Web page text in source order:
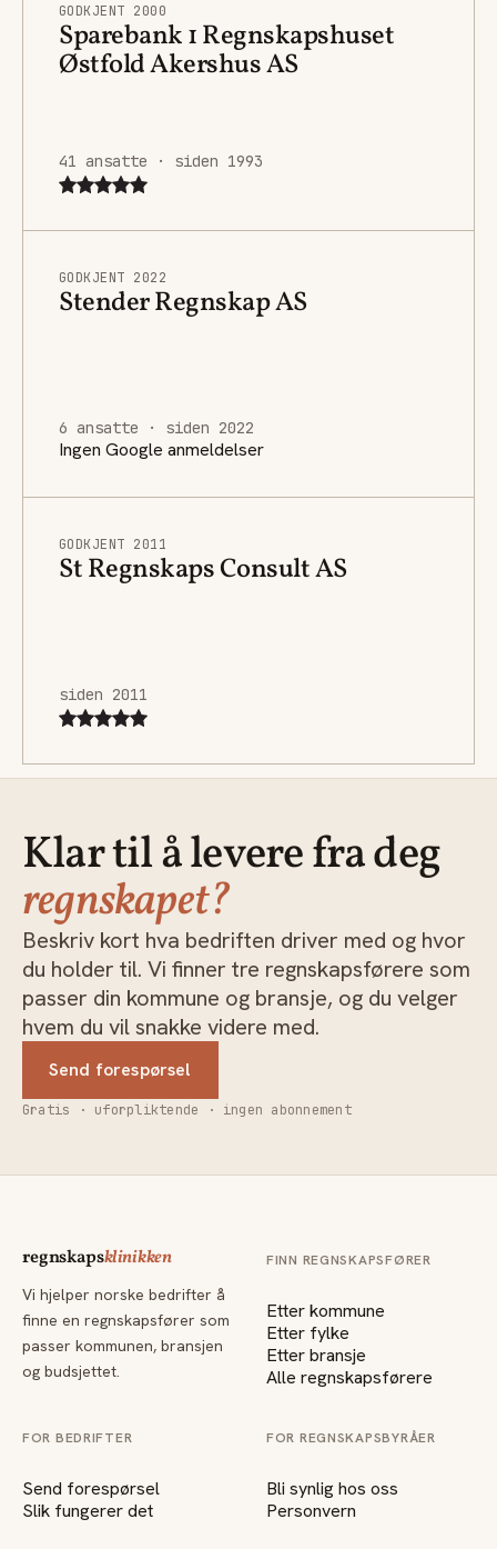
GODKJENT 2000
Sparebank 1 Regnskapshuset
Østfold Akershus AS
41 ansatte · siden 1993
GODKJENT 2022
Stender Regnskap AS
6 ansatte · siden 2022
Ingen Google anmeldelser
GODKJENT 2011
St Regnskaps Consult AS
siden 2011
Klar til å levere fra deg
regnskapet?
Beskriv kort hva bedriften driver med og hvor
du holder til. Vi finner tre regnskapsførere som
passer din kommune og bransje, og du velger
hvem du vil snakke videre med.
Send forespørsel
Gratis · uforpliktende · ingen abonnement
regnskapsklinikken
Vi hjelper norske bedrifter å
finne en regnskapsfører som
passer kommunen, bransjen
og budsjettet.
FINN REGNSKAPSFØRER
Etter kommune
Etter fylke
Etter bransje
Alle regnskapsførere
FOR BEDRIFTER
Send forespørsel
Slik fungerer det
FOR REGNSKAPSBYRÅER
Bli synlig hos oss
Personvern